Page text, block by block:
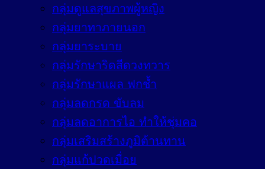
กลุ่มดูแลสุขภาพผู้หญิง
กลุ่มยาทาภายนอก
กลุ่มยาระบาย
กลุ่มรักษาริดสีดวงทวาร
กลุ่มรักษาแผล ฟกช้ำ
กลุ่มลดกรด ขับลม
กลุ่มลดอาการไอ ทำให้ชุ่มคอ
กลุ่มเสริมสร้างภูมิต้านทาน
กลุ่มแก้ปวดเมื่อย